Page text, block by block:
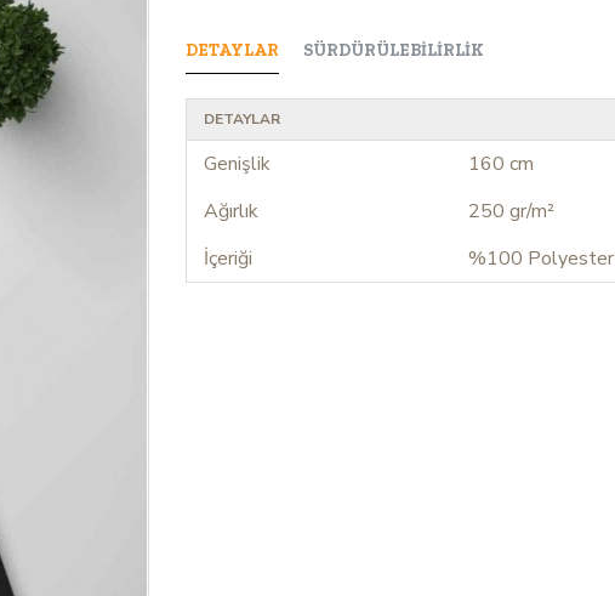
DETAYLAR SÜRDÜRÜLEBILIRLIK
DETAYLAR
Genişlik
160 cm
Ağırlık
250 gr/m²
İçeriği
%100 Polyester